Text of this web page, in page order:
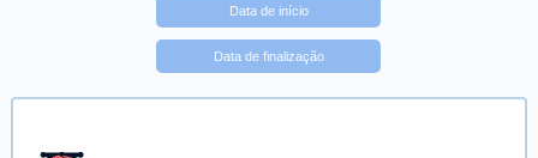
Trilha Identidade Visual
Data de início
Data de finalização